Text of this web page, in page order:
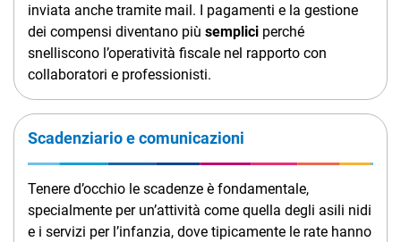
inviata anche tramite mail. I pagamenti e la gestione
dei compensi diventano più semplici perché
snelliscono l’operatività fiscale nel rapporto con
collaboratori e professionisti.
Scadenziario e comunicazioni
Tenere d’occhio le scadenze è fondamentale,
specialmente per un’attività come quella degli asili nidi
e i servizi per l’infanzia, dove tipicamente le rate hanno